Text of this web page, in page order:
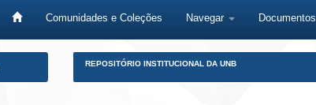
Comunidades e Coleções Navegar Documentos
REPOSITÓRIO INSTITUCIONAL DA UNB